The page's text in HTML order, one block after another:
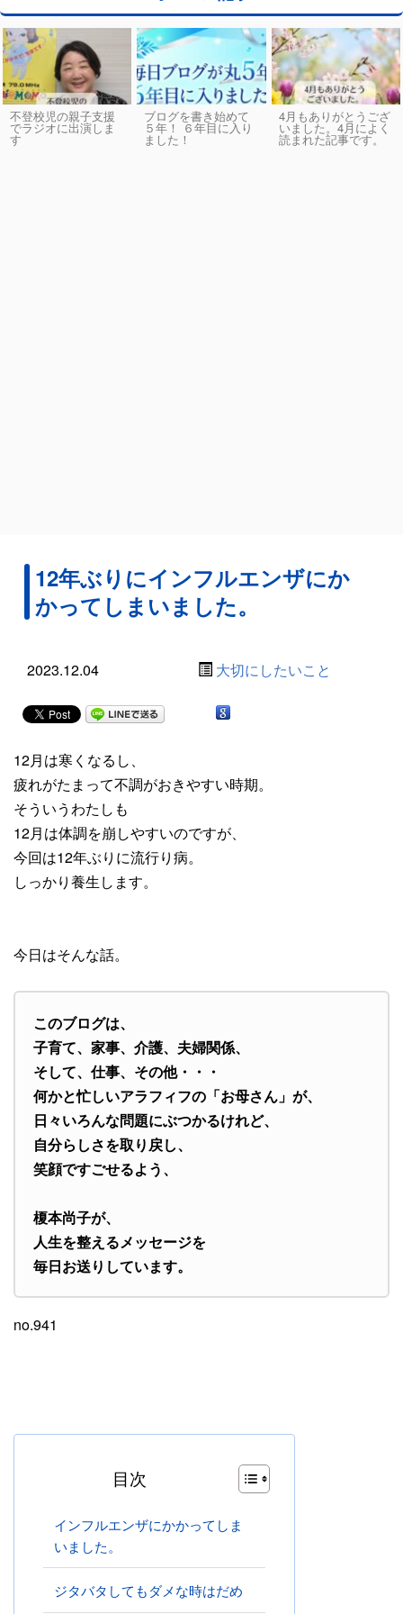
不登校児の親子支援
でラジオに出演しま
す
ブログを書き始めて
５年！ ６年目に入り
ました！
4月もありがとうござ
いました。4月によく
読まれた記事です。
12年ぶりにインフルエンザにか
かってしまいました。
2023.12.04 大切にしたいこと
12月は寒くなるし、
疲れがたまって不調がおきやすい時期。
そういうわたしも
12月は体調を崩しやすいのですが、
今回は12年ぶりに流行り病。
しっかり養生します。
今日はそんな話。
このブログは、
子育て、家事、介護、夫婦関係、
そして、仕事、その他・・・
何かと忙しいアラフィフの「お母さん」が、
日々いろんな問題にぶつかるけれど、
自分らしさを取り戻し、
笑顔ですごせるよう、
榎本尚子が、
人生を整えるメッセージを
毎日お送りしています。
no.941
目次
インフルエンザにかかってしま
いました。
ジタバタしてもダメな時はだめ